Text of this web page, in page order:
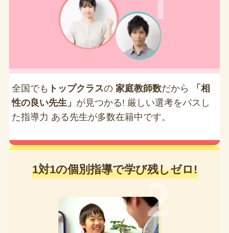
全国でも トップクラスの 家庭教師数だから
「相
性の良い先生」 が見つかる! 厳しい選考をパスし
た指導力 ある先生が多数在籍中です。
1対1の個別指導で学び残しゼロ!